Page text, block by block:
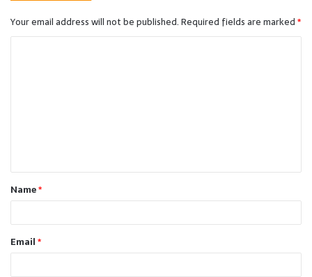
Your email address will not be published.Required fields are marked*
t
*Name*
Email*